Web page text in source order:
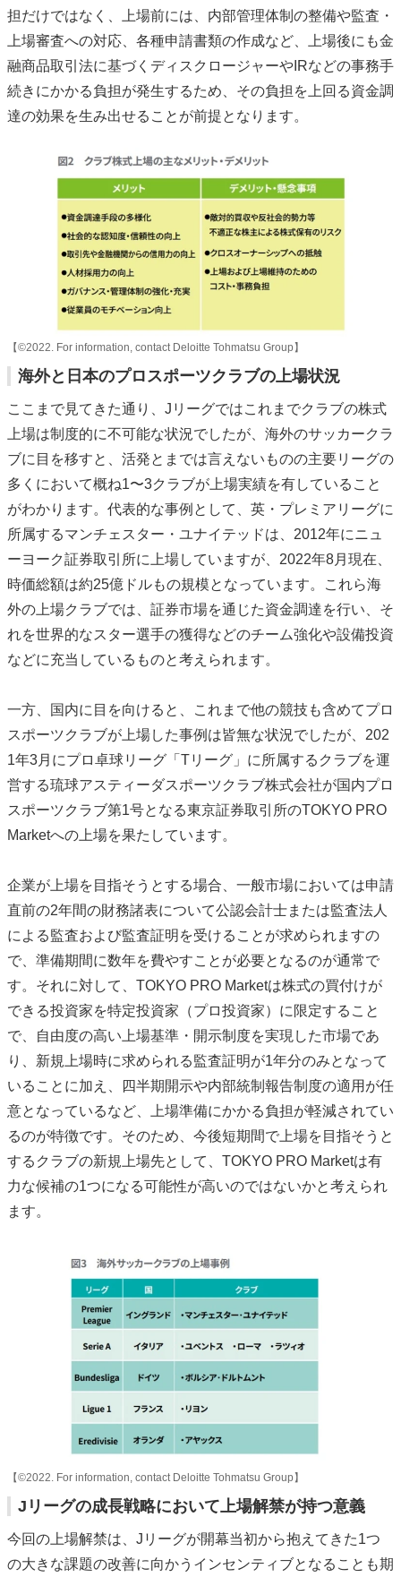
担だけではなく、上場前には、内部管理体制の整備や監査・
上場審査への対応、各種申請書類の作成など、上場後にも金
融商品取引法に基づくディスクロージャーやIRなどの事務手
続きにかかる負担が発生するため、その負担を上回る資金調
達の効果を生み出せることが前提となります。
【©2022. For information, contact Deloitte Tohmatsu Group】
海外と日本のプロスポーツクラブの上場状況
ここまで見てきた通り、Jリーグではこれまでクラブの株式
上場は制度的に不可能な状況でしたが、海外のサッカークラ
ブに目を移すと、活発とまでは言えないものの主要リーグの
多くにおいて概ね1〜3クラブが上場実績を有していること
がわかります。代表的な事例として、英・プレミアリーグに
所属するマンチェスター・ユナイテッドは、2012年にニュ
ーヨーク証券取引所に上場していますが、2022年8月現在、
時価総額は約25億ドルもの規模となっています。これら海
外の上場クラブでは、証券市場を通じた資金調達を行い、そ
れを世界的なスター選手の獲得などのチーム強化や設備投資
などに充当しているものと考えられます。
一方、国内に目を向けると、これまで他の競技も含めてプロ
スポーツクラブが上場した事例は皆無な状況でしたが、202
1年3月にプロ卓球リーグ「Tリーグ」に所属するクラブを運
営する琉球アスティーダスポーツクラブ株式会社が国内プロ
スポーツクラブ第1号となる東京証券取引所のTOKYO PRO
Marketへの上場を果たしています。
企業が上場を目指そうとする場合、一般市場においては申請
直前の2年間の財務諸表について公認会計士または監査法人
による監査および監査証明を受けることが求められますの
で、準備期間に数年を費やすことが必要となるのが通常で
す。それに対して、TOKYO PRO Marketは株式の買付けが
できる投資家を特定投資家（プロ投資家）に限定すること
で、自由度の高い上場基準・開示制度を実現した市場であ
り、新規上場時に求められる監査証明が1年分のみとなって
いることに加え、四半期開示や内部統制報告制度の適用が任
意となっているなど、上場準備にかかる負担が軽減されてい
るのが特徴です。そのため、今後短期間で上場を目指そうと
するクラブの新規上場先として、TOKYO PRO Marketは有
力な候補の1つになる可能性が高いのではないかと考えられ
ます。
【©2022. For information, contact Deloitte Tohmatsu Group】
Jリーグの成長戦略において上場解禁が持つ意義
今回の上場解禁は、Jリーグが開幕当初から抱えてきた1つ
の大きな課題の改善に向かうインセンティブとなることも期